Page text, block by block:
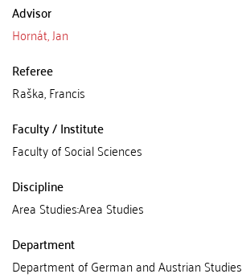
Advisor
Hornát, Jan
Referee
Raška, Francis
Faculty / Institute
Faculty of Social Sciences
Discipline
Area Studies:Area Studies
Department
Department of German and Austrian Studies